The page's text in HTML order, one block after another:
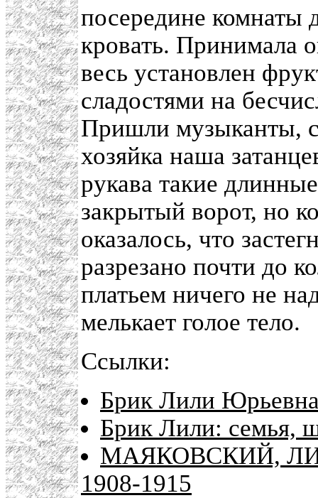
посередине комнаты
кровать. Принимала
весь установлен
сладостями на
Пришли музыканты,
хозяйка наша
рукава такие
закрытый ворот, но
оказалось, что
разрезано почти до
платьем ничего не
мелькает голое тело.
Ссылки:
Брик Лили
Брик Лили: семья,
МАЯКОВСКИЙ,
1908-1915